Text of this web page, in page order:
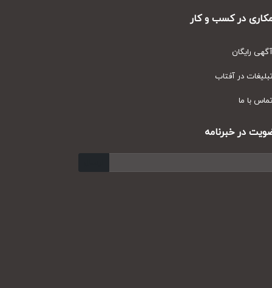
در کسب و کار
رایگان
در آفتاب
با ما
در خبرنامه